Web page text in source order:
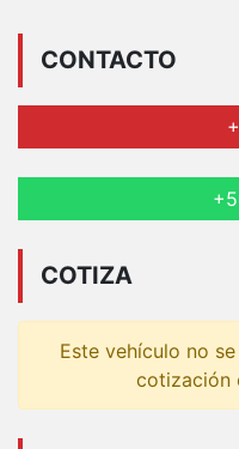
CONTACTO
COTIZA
Este vehículo no
cotización